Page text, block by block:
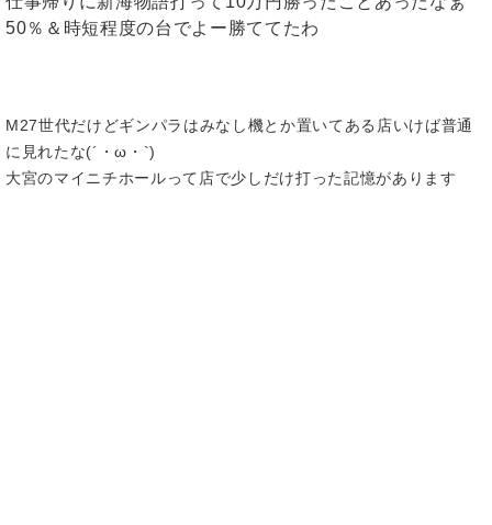
50％＆時短程度の台でよー勝ててたわ
M27世代だけどギンパラはみなし機とか置いてある店いけば普通
に見れたな(´・ω・`)
大宮のマイニチホールって店で少しだけ打った記憶があります